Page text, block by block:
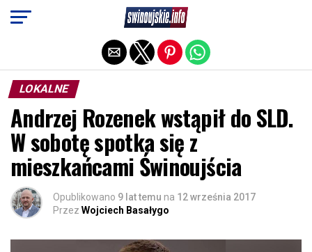
LOKALNE
Andrzej Rozenek wstąpił do SLD.
W sobotę spotka się z
mieszkańcami Świnoujścia
Opublikowano 9 lat temu na 12 września 2017
Przez Wojciech Basałygo
Exit mobile version